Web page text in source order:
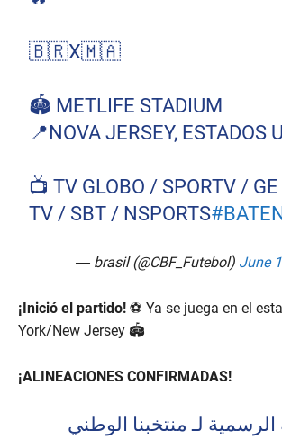
🇧🇷X🇲🇦
🏟️ METLIFE STADIUM
📍NOVA JERSEY, ESTADOS
📺 TV GLOBO / SPORTV /
TV / SBT / NSPORTS
— brasil (@CBF_Futebol) June
¡Inició el partido! ⚽ Ya se juega en el
York/New Jersey 🏟️
¡ALINEACIONES CONFIRMADAS!
لـ منتخبنا الوطني